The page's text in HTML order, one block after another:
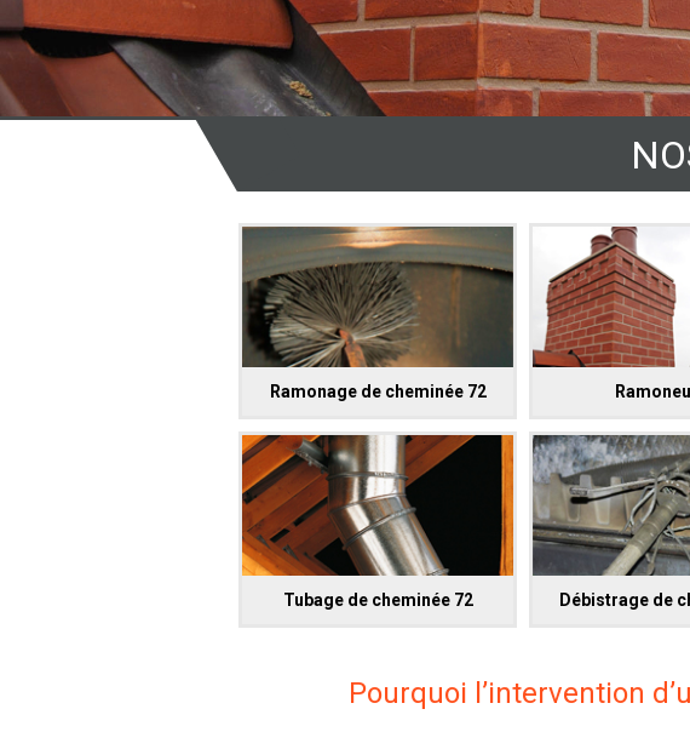
Ramonage de cheminée 72
Tubage de cheminée 72 Débistrage de
Pourquoi l’intervention